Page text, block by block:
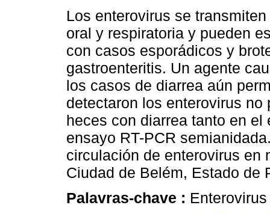
Los enterovirus se
oral y respiratoria y pueden
con casos esporádicos y
gastroenteritis. Un agente
los casos de diarrea aún
detectaron los enterovirus
heces con diarrea tanto en
ensayo RT-PCR
circulación de enterovirus en
Ciudad de Belém, Estado de
Palavras-chave :